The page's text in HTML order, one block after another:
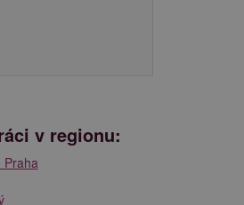
v regionu:
Praha